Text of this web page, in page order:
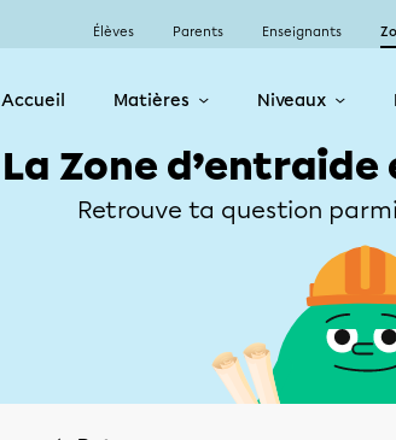
Élèves Parents Enseignants
Accueil Matières Niveaux
La Zone
Retrouve ta question